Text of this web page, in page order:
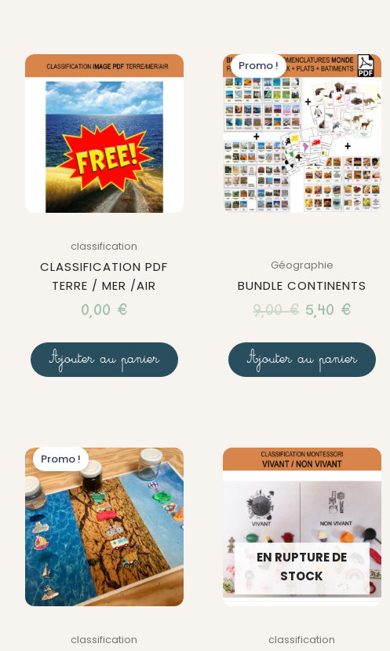
classification
CLASSIFICATION PDF
TERRE / MER /AIR
0,00 €
Ajouter au panier
Promo !
Géographie
BUNDLE CONTINENTS
9,00€
Le
prix
initial
était :
9,00 €.
5,40 €
Le
prix
actuel
est :
5,40 €.
Ajouter au panier
Promo !
classification
Le
prix
initial
était :
39,00 €.
Le
prix
actuel
est :
31,00 €.
EN RUPTURE DE
STOCK
classification